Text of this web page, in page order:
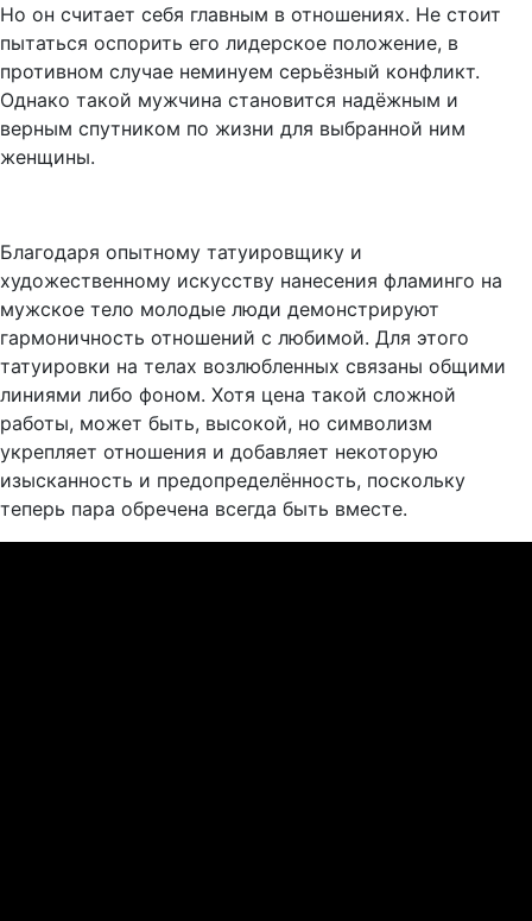
Но он считает себя главным в отношениях. Не стоит
пытаться оспорить его лидерское положение, в
противном случае неминуем серьёзный конфликт.
Однако такой мужчина становится надёжным и
верным спутником по жизни для выбранной ним
женщины.
Благодаря опытному татуировщику и
художественному искусству нанесения фламинго на
мужское тело молодые люди демонстрируют
гармоничность отношений с любимой. Для этого
татуировки на телах возлюбленных связаны общими
линиями либо фоном. Хотя цена такой сложной
работы, может быть, высокой, но символизм
укрепляет отношения и добавляет некоторую
изысканность и предопределённость, поскольку
теперь пара обречена всегда быть вместе.